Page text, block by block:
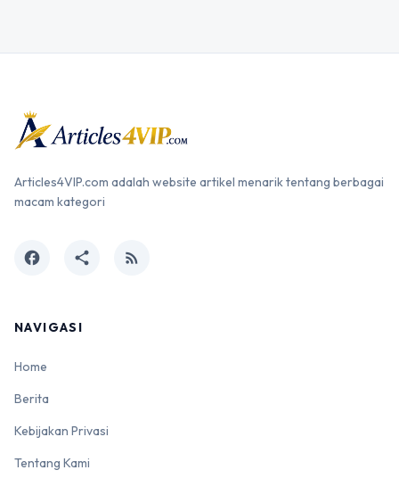
Articles4VIP.com adalah website artikel menarik tentang berbagai
macam kategori
facebook share rss_feed
NAVIGASI
Home
Berita
Kebijakan Privasi
Tentang Kami